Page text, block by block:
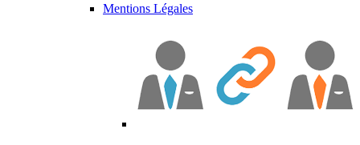
Mentions Légales